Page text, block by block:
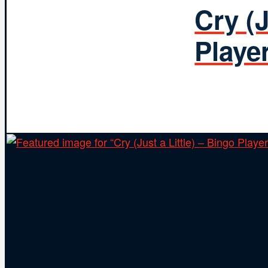
Cry